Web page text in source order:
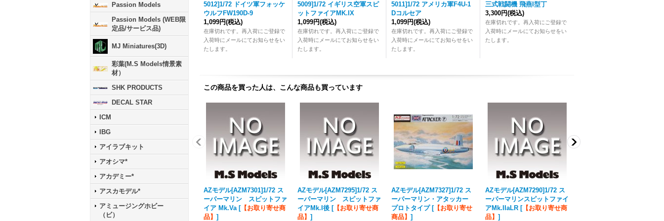
Passion Models
Passion Models (WEB限
定品/サービス品)
MJ Miniatures(3D)
彩葉(M.S Models情景素
材）
SHK PRODUCTS
DECAL STAR
ICM
IBG
アイラブキット
アオシマ*
アカデミー*
アスカモデル*
アミュージングホビー
（ビ）
5012]1/72 ドイツ軍フォッケ
ウルフFW190D-9
1,099円(税込)
在庫切れです。再入荷にご登録で
入荷時にメールにてお知らせをい
たします。
5009]1/72 イギリス空軍スピ
ットファイアMK.IX
1,099円(税込)
在庫切れです。再入荷にご登録で
入荷時にメールにてお知らせをい
たします。
5011]1/72 アメリカ軍F4U-1
Dコルセア
1,099円(税込)
在庫切れです。再入荷にご登録で
入荷時にメールにてお知らせをい
たします。
三式戦闘機 飛燕I型丁
3,300円(税込)
在庫切れです。再入荷にご登録で
入荷時にメールにてお知らせをい
たします。
この商品を買った人は、こんな商品も買っています
AZモデル[AZM7301]1/72 ス
ーパーマリン スピットファ
イア Mk.Va [【お取り寄せ商
品】 ]
AZモデル[AZM7295]1/72 ス
ーパーマリン スピットファ
イアMk.I後 [【お取り寄せ商
品】 ]
AZモデル[AZM7327]1/72 ス
ーパーマリン・アタッカー
プロトタイプ [【お取り寄せ
商品】 ]
AZモデル[AZM7290]1/72 ス
ーパーマリンスピットファイ
アMk.IIaLR [【お取り寄せ商
品】 ]